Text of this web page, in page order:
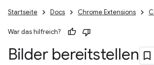
Startseite Docs Chrome Extensions
War das hilfreich?
Bilder bereitstellen